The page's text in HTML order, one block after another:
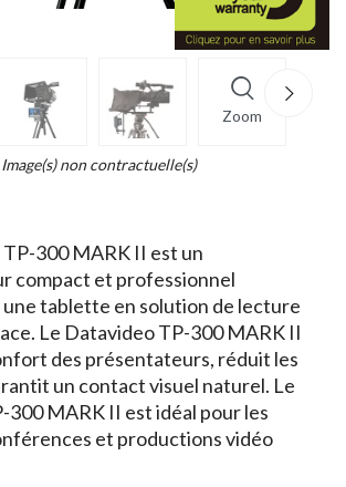
Zoom
Image(s) non contractuelle(s)
300 MARK II est un
compact et professionnel
tablette en solution de lecture
Le Datavideo TP-300 MARK II
des présentateurs, réduit les
un contact visuel naturel. Le
300 MARK II est idéal pour les
et productions vidéo